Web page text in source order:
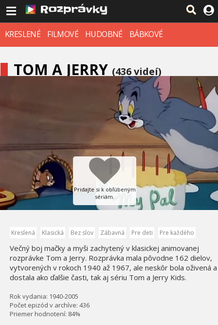
KRESLENÉ FILMOVÉ HUDOBNÉ BÁBKOVÉ
TOM A JERRY (436 videí)
Pridajte si k obľúbeným
sériám.
Kreslená Klasická Bez slov Zábavná Pre deti Pre každého
Večný boj mačky a myši zachytený v klasickej animovanej
rozprávke Tom a Jerry. Rozprávka mala pôvodne 162 dielov,
vytvorených v rokoch 1940 až 1967, ale neskôr bola oživená a
dostala ako ďalšie časti, tak aj sériu Tom a Jerry Kids.
Rok vydania: 1940-2005
Počet epizód v archíve: 436
Priemer hodnotení: 84%